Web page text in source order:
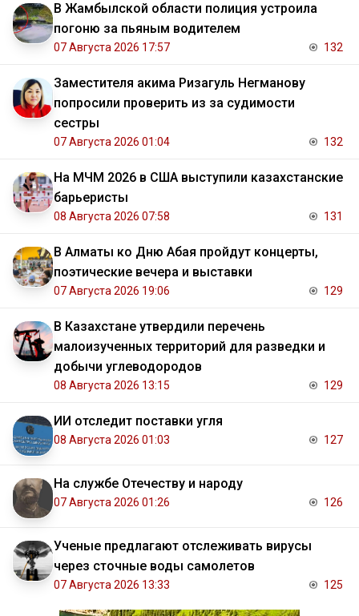
В Жамбылской области полиция устроила
погоню за пьяным водителем
07 Августа 2026 17:57 132
Заместителя акима Ризагуль Негманову
попросили проверить из за судимости
сестры
07 Августа 2026 01:04 132
На МЧМ 2026 в США выступили казахстанские
барьеристы
08 Августа 2026 07:58 131
В Алматы ко Дню Абая пройдут концерты,
поэтические вечера и выставки
07 Августа 2026 19:06 129
В Казахстане утвердили перечень
малоизученных территорий для разведки и
добычи углеводородов
08 Августа 2026 13:15 129
ИИ отследит поставки угля
08 Августа 2026 01:03 127
На службе Отечеству и народу
07 Августа 2026 01:26 126
Ученые предлагают отслеживать вирусы
через сточные воды самолетов
07 Августа 2026 13:33 125